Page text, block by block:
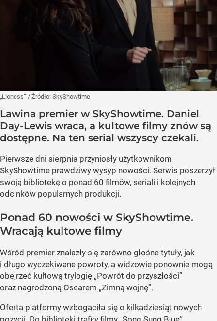
„Lioness” / Źródło: SkyShowtime
Lawina premier w SkyShowtime. Daniel
Day-Lewis wraca, a kultowe filmy znów są
dostępne. Na ten serial wszyscy czekali.
Pierwsze dni sierpnia przyniosły użytkownikom
SkyShowtime prawdziwy wysyp nowości. Serwis poszerzył
swoją bibliotekę o ponad 60 filmów, seriali i kolejnych
odcinków popularnych produkcji.
Ponad 60 nowości w SkyShowtime.
Wracają kultowe filmy
Wśród premier znalazły się zarówno głośne tytuły, jak
i długo wyczekiwane powroty, a widzowie ponownie mogą
obejrzeć kultową trylogię „Powrót do przyszłości”
oraz nagrodzoną Oscarem „Zimną wojnę”.
Oferta platformy wzbogaciła się o kilkadziesiąt nowych
pozycji. Do biblioteki trafiły filmy „Song Sung Blue”,